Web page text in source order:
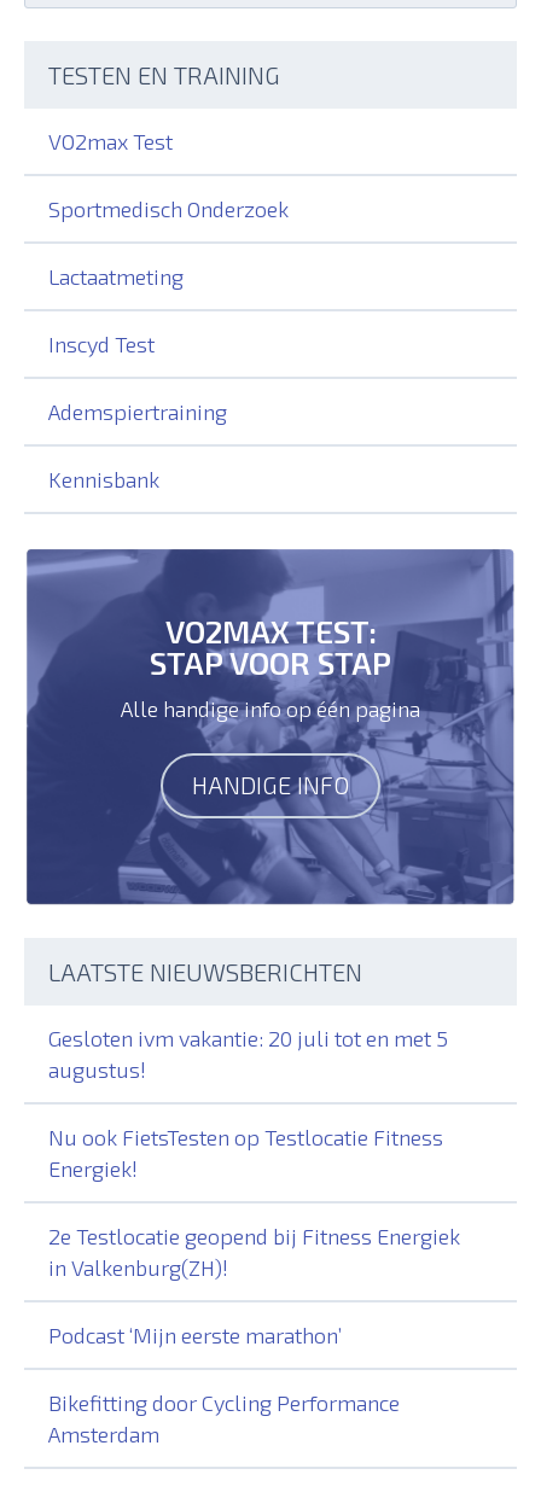
Search
TESTEN EN TRAINING
VO2max Test
Sportmedisch Onderzoek
Lactaatmeting
Inscyd Test
Ademspiertraining
Kennisbank
VO2MAX TEST:
STAP VOOR STAP
Alle handige info op één pagina
HANDIGE INFO
LAATSTE NIEUWSBERICHTEN
Gesloten ivm vakantie: 20 juli tot en met 5
augustus!
Nu ook FietsTesten op Testlocatie Fitness
Energiek!
2e Testlocatie geopend bij Fitness Energiek
in Valkenburg(ZH)!
Podcast ‘Mijn eerste marathon’
Bikefitting door Cycling Performance
Amsterdam